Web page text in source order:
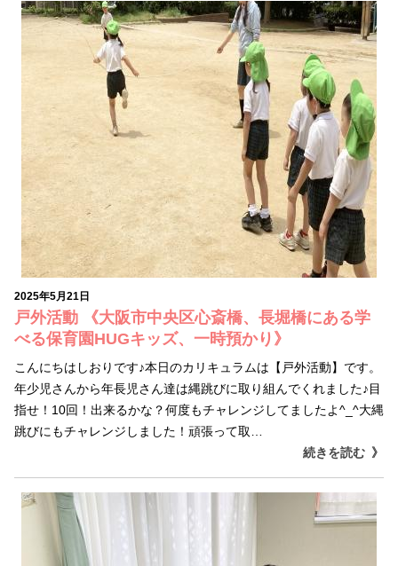
2025年5月21日
戸外活動 《大阪市中央区心斎橋、長堀橋にある学
べる保育園HUGキッズ、一時預かり》
こんにちはしおりです♪本日のカリキュラムは【戸外活動】です。
年少児さんから年長児さん達は縄跳びに取り組んでくれました♪目
指せ！10回！出来るかな？何度もチャレンジしてましたよ^_^大縄
跳びにもチャレンジしました！頑張って取…
続きを読む